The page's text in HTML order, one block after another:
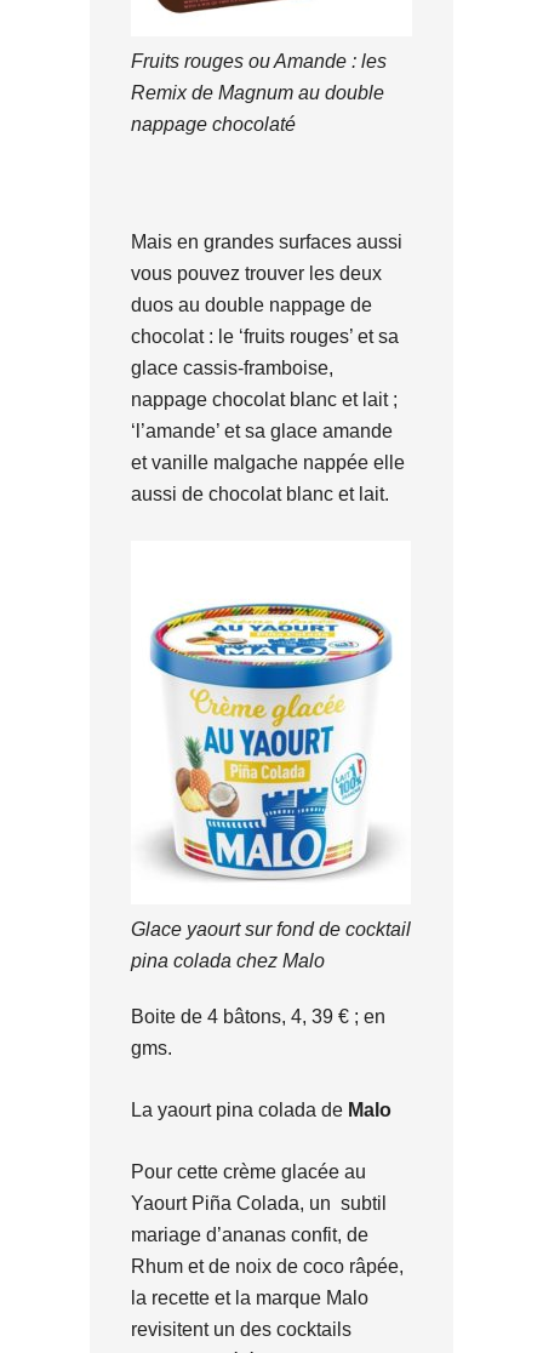
Fruits rouges ou Amande : les
Remix de Magnum au double
nappage chocolaté
Mais en grandes surfaces aussi
vous pouvez trouver les deux
duos au double nappage de
chocolat : le ‘fruits rouges’ et sa
glace cassis-framboise,
nappage chocolat blanc et lait ;
‘l’amande’ et sa glace amande
et vanille malgache nappée elle
aussi de chocolat blanc et lait.
Glace yaourt sur fond de cocktail
pina colada chez Malo
Boite de 4 bâtons, 4, 39 € ; en
gms.
La yaourt pina colada de Malo
Pour cette crème glacée au
Yaourt Piña Colada, un subtil
mariage d’ananas confit, de
Rhum et de noix de coco râpée,
la recette et la marque Malo
revisitent un des cocktails